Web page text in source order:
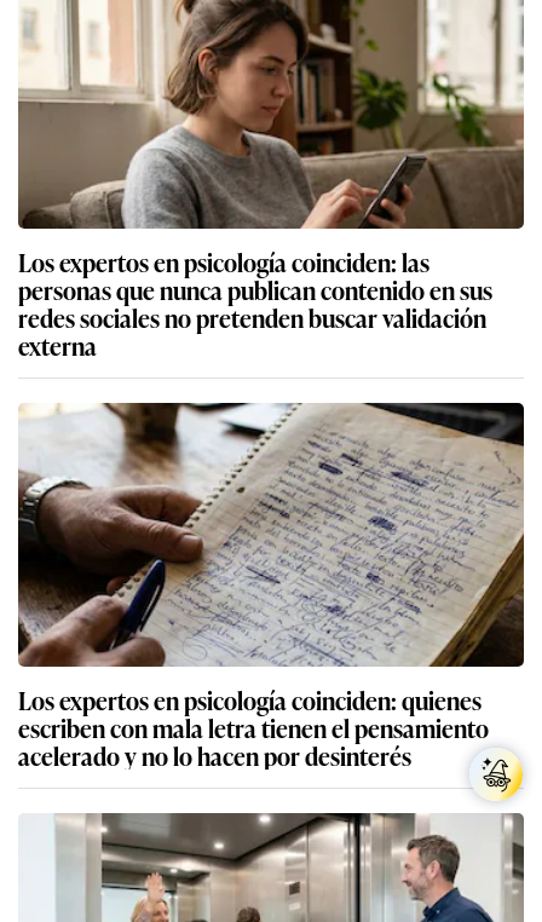
Los expertos en psicología coinciden: las
personas que nunca publican contenido en sus
redes sociales no pretenden buscar validación
externa
Los expertos en psicología coinciden: quienes
escriben con mala letra tienen el pensamiento
acelerado y no lo hacen por desinterés